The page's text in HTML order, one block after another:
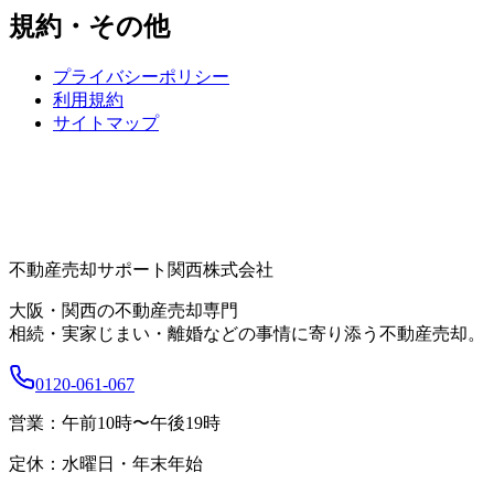
規約・その他
プライバシーポリシー
利用規約
サイトマップ
不動産売却サポート関西株式会社
大阪・関西の不動産売却専門
相続・実家じまい・離婚などの事情に寄り添う不動産売却。
0120-061-067
営業： 午前10時〜午後19時
定休： 水曜日・年末年始